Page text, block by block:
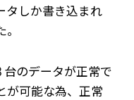
タしか書き込まれ
のデータが正常で
が可能な為、正常